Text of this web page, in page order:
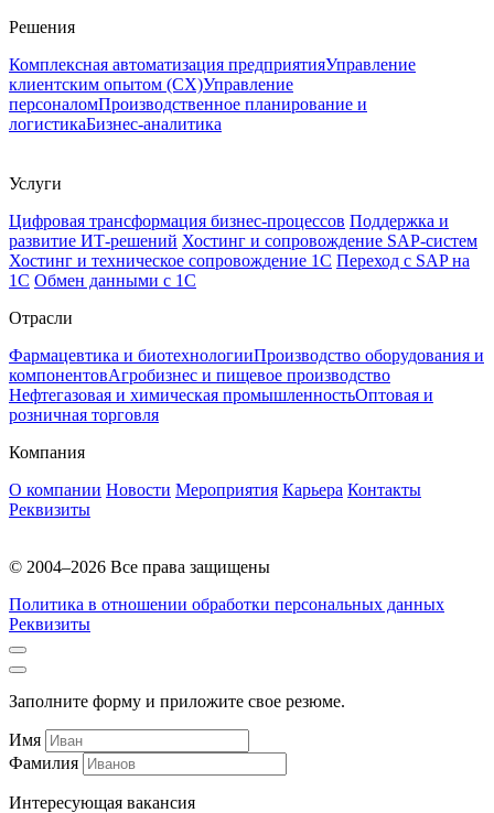
Решения
Комплексная автоматизация предприятияУправление
клиентским опытом (CX)Управление
персоналомПроизводственное планирование и
логистикаБизнес-аналитика
Услуги
Цифровая трансформация бизнес-процессов Поддержка и
развитие ИТ-решений Хостинг и сопровождение SAP-систем
Хостинг и техническое сопровождение 1С Переход с SAP на
1С Обмен данными с 1С
Отрасли
Фармацевтика и биотехнологииПроизводство оборудования и
компонентовАгробизнес и пищевое производство
Нефтегазовая и химическая промышленностьОптовая и
розничная торговля
Компания
О компании Новости Мероприятия Карьера Контакты
Реквизиты
© 2004–2026 Все права защищены
Политика в отношении обработки персональных данных
Реквизиты
Заполните форму и приложите свое резюме.
Имя
Фамилия
Интересующая вакансия